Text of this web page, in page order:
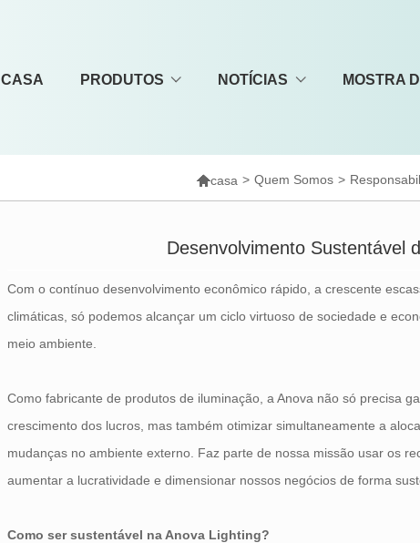
CASA PRODUTOS NOTÍCIAS MOSTRA
casa > Quem Somos >
Desenvolvimento Sustentável
Com o contínuo desenvolvimento econômico rápido, a crescente
climáticas, só podemos alcançar um ciclo virtuoso de sociedade e
meio ambiente.
Como fabricante de produtos de iluminação, a Anova não só precisa
crescimento dos lucros, mas também otimizar simultaneamente a
mudanças no ambiente externo. Faz parte de nossa missão usar os
aumentar a lucratividade e dimensionar nossos negócios de forma
Como ser sustentável na Anova Lighting?